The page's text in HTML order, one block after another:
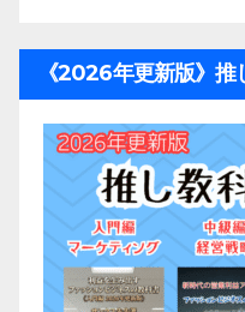
《2026年更新版》推